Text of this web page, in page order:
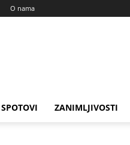
O nama
SPOTOVI ZANIMLJIVOSTI